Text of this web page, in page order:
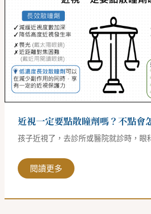
近視一定要點散瞳劑嗎？不點會
孩子近視了，去診所或醫院就診時，
定
要
點
散
瞳
劑
嗎？
不
點
會
麼
閱讀更多